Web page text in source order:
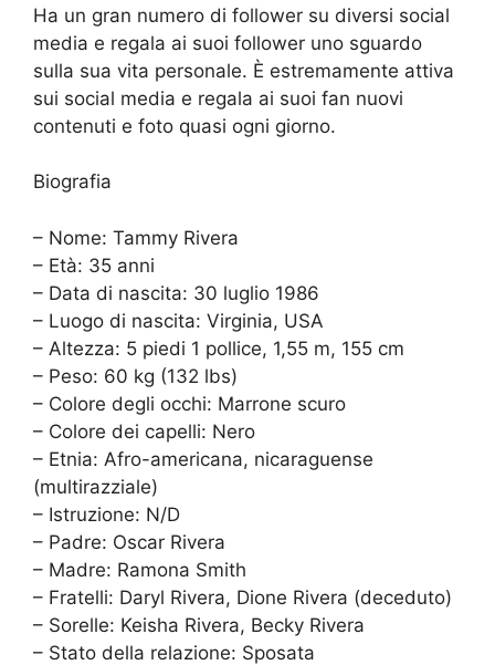
Ha un gran numero di follower su diversi social
media e regala ai suoi follower uno sguardo
sulla sua vita personale. È estremamente attiva
sui social media e regala ai suoi fan nuovi
contenuti e foto quasi ogni giorno.
Biografia
– Nome: Tammy Rivera
– Età: 35 anni
– Data di nascita: 30 luglio 1986
– Luogo di nascita: Virginia, USA
– Altezza: 5 piedi 1 pollice, 1,55 m, 155 cm
– Peso: 60 kg (132 lbs)
– Colore degli occhi: Marrone scuro
– Colore dei capelli: Nero
– Etnia: Afro-americana, nicaraguense
(multirazziale)
– Istruzione: N/D
– Padre: Oscar Rivera
– Madre: Ramona Smith
– Fratelli: Daryl Rivera, Dione Rivera (deceduto)
– Sorelle: Keisha Rivera, Becky Rivera
– Stato della relazione: Sposata